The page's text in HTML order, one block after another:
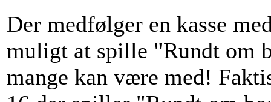
Der medfølger en kasse
muligt at spille "Rundt om
mange kan være med!